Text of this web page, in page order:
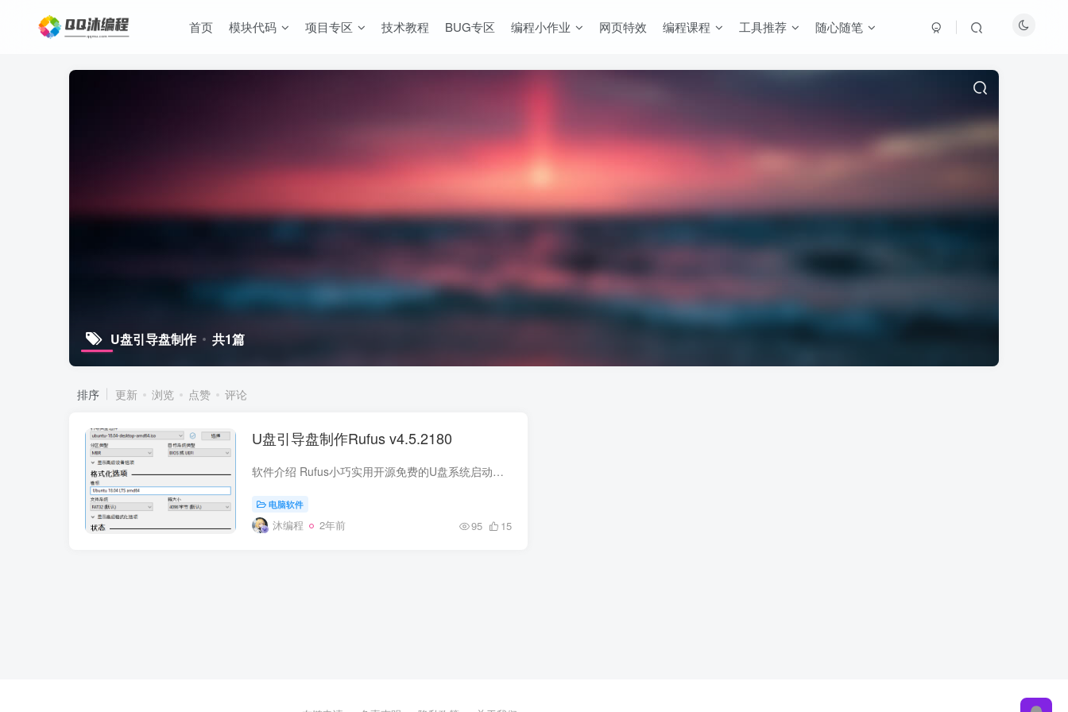
首页 模块代码 项目专区 技术教程 BUG专区 编程小作业 网页特效 编程课程 工具推荐 随心随笔
U盘引导盘制作 共1篇
排序 更新 浏览 点赞 评论
U盘引导盘制作Rufus v4.5.2180
软件介绍 Rufus小巧实用开源免费的U盘系统启动盘制作工具和格式化U盘的小工具，它可以快速将ISO镜像文件制作成可引导的USB启动安装盘，支持Windows或Linux启动，堪称写入镜像速度最快的U盘系统...
电脑软件
沐编程 2年前 95 15